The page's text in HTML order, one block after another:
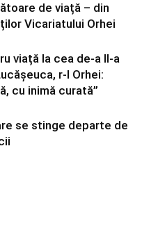
de viață – din
Vicariatului Orhei
viață la cea de-a II-a
r-l Orhei:
cu inimă curată”
se stinge departe de